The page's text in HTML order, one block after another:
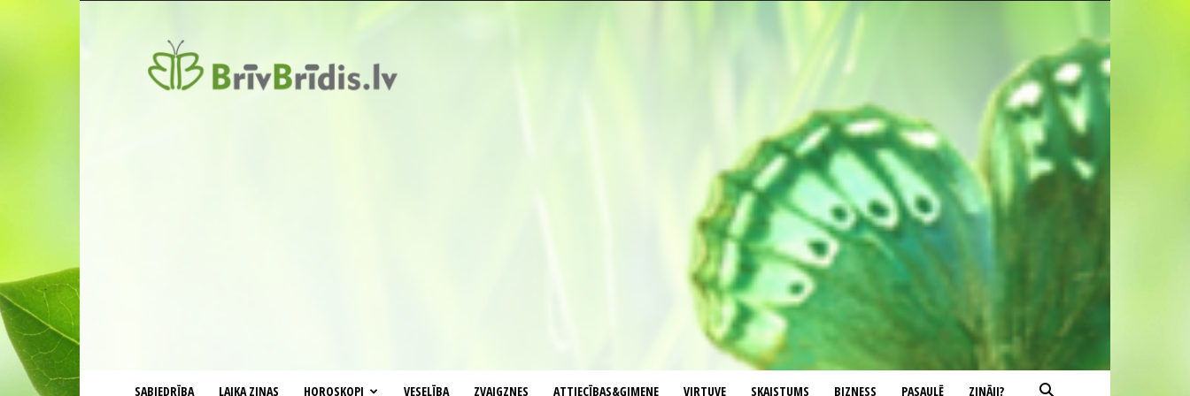
SABIEDRĪBA LAIKA ZIŅAS HOROSKOPI VESELĪBA ZVAIGZNES ATTIECĪBAS&ĢIMENE VIRTUVE SKAISTUMS BIZNESS PASAULĒ ZINĀJI?